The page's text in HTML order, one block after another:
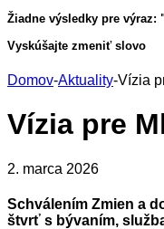
Žiadne výsledky pre výraz:
Vyskúšajte zmeniť slovo
Domov-Aktuality-Vízia
Vízia pre
2. marca 2026
Schválením Zmien a
štvrť s bývaním,